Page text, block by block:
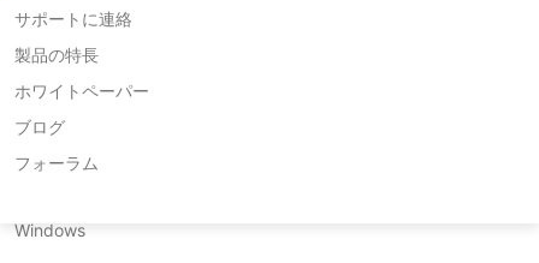
VMリカバリ検証
OSリカバリ検証
データセキュリティ
InCloud Sphere
Arcfra
FusionOne Compute
NexaVM
サーバー
Windows
サポートに連絡
製品の特長
ホワイトペーパー
ブログ
フォーラム
受賞歴のあるVMバックアップソリュー